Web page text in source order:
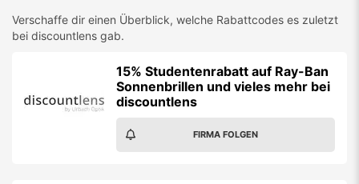
Verschaffe dir einen Überblick, welche Rabattcodes es zuletzt
bei discountlens gab.
15% Studentenrabatt auf Ray-Ban
Sonnenbrillen und vieles mehr bei
discountlens
FIRMA FOLGEN